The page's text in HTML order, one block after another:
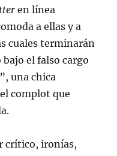
en línea
a ellas y a
cuales terminarán
el falso cargo
una chica
complot que
crítico, ironías,